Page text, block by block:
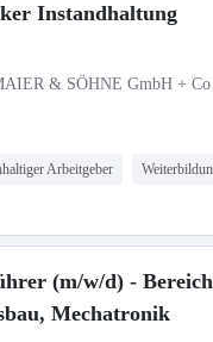
Instandhaltung
& SÖHNE GmbH + Co
Arbeitgeber
(m/w/d) - Bereich
Mechatronik